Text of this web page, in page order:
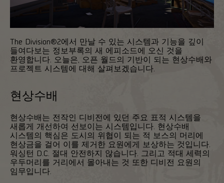
The Division®2에서 만날 수 있는 시스템과 기능을 깊이
들여다보는 정보부록의 새 에피소드에 오신 것을
환영합니다. 오늘은, 오픈 월드의 기반이 되는 현상수배와
프로젝트 시스템에 대해 살펴보겠습니다.
현상수배
현상수배는 전작인 디비전에 있던 주요 표적 시스템을
새롭게 개선하여 선보이는 시스템입니다. 현상수배
시스템의 핵심은 도시의 위협이 되는 적 보스의 머리에
현상금을 걸어 이를 제거한 요원에게 보상하는 것입니다.
워싱턴 D.C. 절대 안전하지 않습니다. 그리고 적대 세력의
우두머리를 거리에서 몰아내는 것 또한 디비전 요원의
임무입니다.